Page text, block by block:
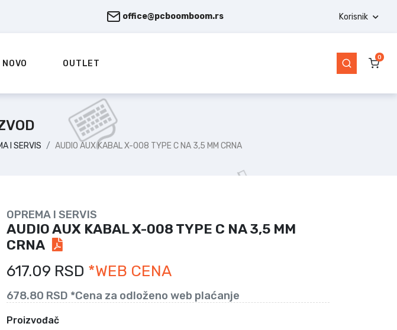
office@pcboomboom.rs Korisnik
NOVO OUTLET
0
I SERVIS AUDIO AUX KABAL X-008 TYPE C NA 3,5 MM CRNA
OPREMA I SERVIS
AUDIO AUX KABAL X-008 TYPE C NA 3,5 MM
CRNA
617.09 RSD *WEB CENA
678.80 RSD *Cena za odloženo web plaćanje
Proizvođač